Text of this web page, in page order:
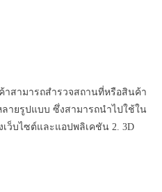
าสามารถสำรวจสถานที่หรือสินค้า
ายรูปแบบ ซึ่งสามารถนำไปใช้ใน
ว็บไซต์และแอปพลิเคชัน 2. 3D